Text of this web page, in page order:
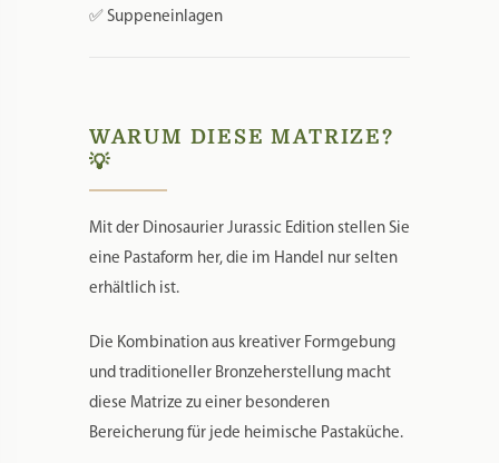
✅ Suppeneinlagen
WARUM DIESE MATRIZE?
💡
Mit der Dinosaurier Jurassic Edition stellen Sie
eine Pastaform her, die im Handel nur selten
erhältlich ist.
Die Kombination aus kreativer Formgebung
und traditioneller Bronzeherstellung macht
diese Matrize zu einer besonderen
Bereicherung für jede heimische Pastaküche.